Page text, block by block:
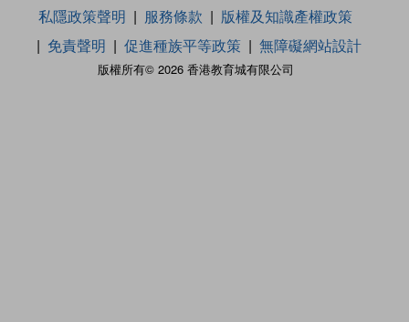
版權所有© 2026 香港教育城有限公司
私隱政策聲明 服務條款
版權及知識產權政策
免責聲明
促進種族平等政策 無障礙網站設計